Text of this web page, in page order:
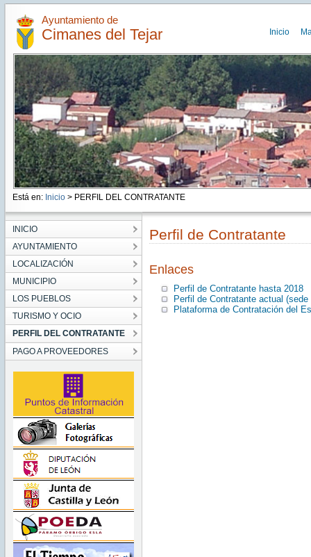
Ayuntamiento de
Cimanes del Tejar Inicio
Está en: Inicio > PERFIL DEL CONTRATANTE
INICIO
AYUNTAMIENTO
LOCALIZACIÓN
MUNICIPIO
LOS PUEBLOS
TURISMO Y OCIO
PERFIL DEL CONTRATANTE
PAGO A PROVEEDORES
Perfil de Contratante
Enlaces
Perfil de Contratante hasta 2018
Perfil de Contratante actual (sede
Plataforma de Contratación del